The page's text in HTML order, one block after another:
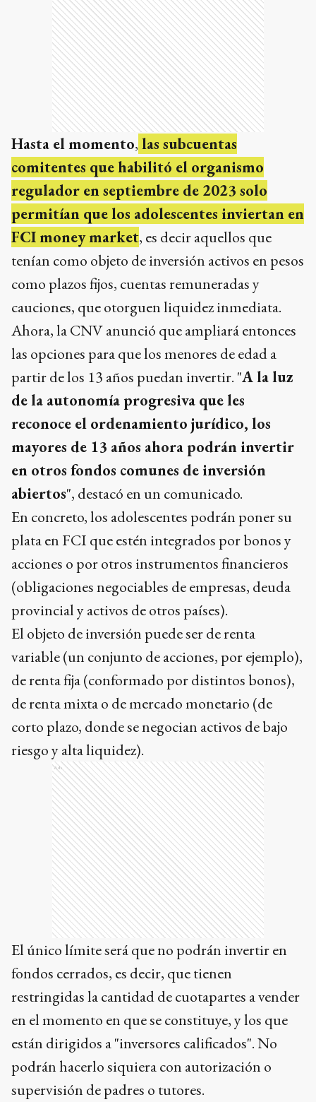
Hasta el momento, las subcuentas
comitentes que habilitó el organismo
regulador en septiembre de 2023 solo
permitían que los adolescentes inviertan en
FCI money market, es decir aquellos que
tenían como objeto de inversión activos en pesos
como plazos fijos, cuentas remuneradas y
cauciones, que otorguen liquidez inmediata.
Ahora, la CNV anunció que ampliará entonces
las opciones para que los menores de edad a
partir de los 13 años puedan invertir. "A la luz
de la autonomía progresiva que les
reconoce el ordenamiento jurídico, los
mayores de 13 años ahora podrán invertir
en otros fondos comunes de inversión
abiertos", destacó en un comunicado.
En concreto, los adolescentes podrán poner su
plata en FCI que estén integrados por bonos y
acciones o por otros instrumentos financieros
(obligaciones negociables de empresas, deuda
provincial y activos de otros países).
El objeto de inversión puede ser de renta
variable (un conjunto de acciones, por ejemplo),
de renta fija (conformado por distintos bonos),
de renta mixta o de mercado monetario (de
corto plazo, donde se negocian activos de bajo
riesgo y alta liquidez).
Ads
El único límite será que no podrán invertir en
fondos cerrados, es decir, que tienen
restringidas la cantidad de cuotapartes a vender
en el momento en que se constituye, y los que
están dirigidos a "inversores calificados". No
podrán hacerlo siquiera con autorización o
supervisión de padres o tutores.